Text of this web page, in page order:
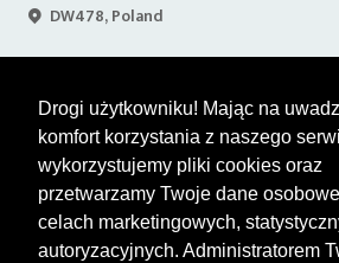
Drogi użytkowniku! Mając na
komfort korzystania z naszego
wykorzystujemy pliki cookies oraz
przetwarzamy Twoje dane
celach marketingowych,
autoryzacyjnych. Administratorem
DW478, Poland
Warto zobaczyć Serwisy
Bary Zakwaterowanie Tory Zloty
Targi Giełdy Szkolenia
FOLLOW US